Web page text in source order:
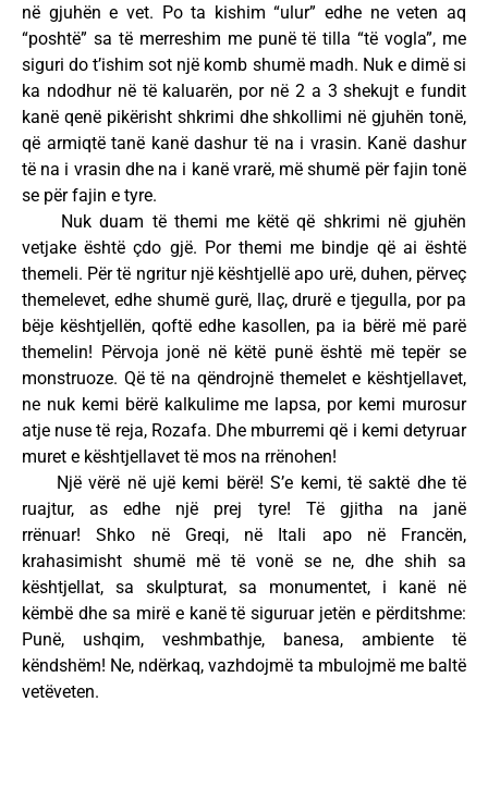
në gjuhën e vet. Po ta kishim “ulur” edhe ne veten aq
“poshtë” sa të merreshim me punë të tilla “të vogla”, me
siguri do t’ishim sot një komb shumë madh. Nuk e dimë si
ka ndodhur në të kaluarën, por në 2 a 3 shekujt e fundit
kanë qenë pikërisht shkrimi dhe shkollimi në gjuhën tonë,
që armiqtë tanë kanë dashur të na i vrasin. Kanë dashur
të na i vrasin dhe na i kanë vrarë, më shumë për fajin tonë
se për fajin e tyre.
Nuk duam të themi me këtë që shkrimi në gjuhën
vetjake është çdo gjë. Por themi me bindje që ai është
themeli. Për të ngritur një kështjellë apo urë, duhen, përveç
themelevet, edhe shumë gurë, llaç, drurë e tjegulla, por pa
bëje kështjellën, qoftë edhe kasollen, pa ia bërë më parë
themelin! Përvoja jonë në këtë punë është më tepër se
monstruoze. Që të na qëndrojnë themelet e kështjellavet,
ne nuk kemi bërë kalkulime me lapsa, por kemi murosur
atje nuse të reja, Rozafa. Dhe mburremi që i kemi detyruar
muret e kështjellavet të mos na rrënohen!
Një vërë në ujë kemi bërë! S’e kemi, të saktë dhe të
ruajtur, as edhe një prej tyre! Të gjitha na janë
rrënuar! Shko në Greqi, në Itali apo në Francën,
krahasimisht shumë më të vonë se ne, dhe shih sa
kështjellat, sa skulpturat, sa monumentet, i kanë në
këmbë dhe sa mirë e kanë të siguruar jetën e përditshme:
Punë, ushqim, veshmbathje, banesa, ambiente të
këndshëm! Ne, ndërkaq, vazhdojmë ta mbulojmë me baltë
vetëveten.